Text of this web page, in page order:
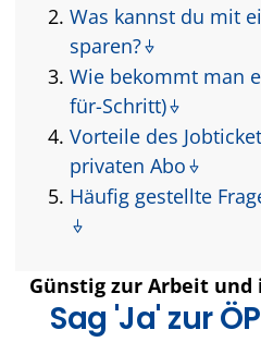
Was kannst du mit
sparen?
Wie bekommt man
für-Schritt)
Vorteile des
privaten Abo
Häufig gestellte
Günstig zur Arbeit
Sag 'Ja' zur